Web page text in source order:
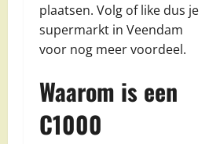
plaatsen. Volg of like dus je
supermarkt in Veendam
voor nog meer voordeel.
Waarom is een
C1000